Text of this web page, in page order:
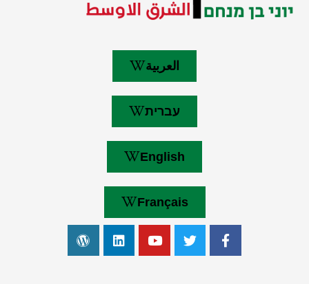
العربية
עברית
English
Français